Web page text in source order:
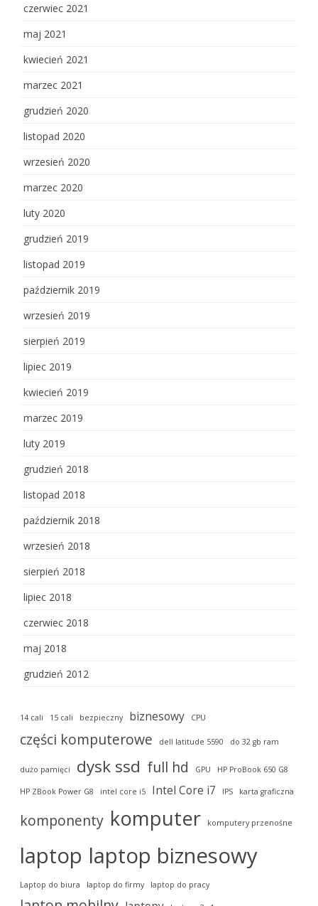
czerwiec 2021
maj 2021
kwiecień 2021
marzec 2021
grudzień 2020
listopad 2020
wrzesień 2020
marzec 2020
luty 2020
grudzień 2019
listopad 2019
październik 2019
wrzesień 2019
sierpień 2019
lipiec 2019
kwiecień 2019
marzec 2019
luty 2019
grudzień 2018
listopad 2018
październik 2018
wrzesień 2018
sierpień 2018
lipiec 2018
czerwiec 2018
maj 2018
grudzień 2012
14 cali 15 cali bezpieczny biznesowy CPU
części komputerowe dell latitude 5590 do 32 gb ram
dużo pamięci dysk ssd full hd GPU HP ProBook 650 G8
HP ZBook Power G8 intel core i5 Intel Core i7 IPS karta graficzna
komponenty komputer komputery przenośne
laptop laptop biznesowy
Laptop do biura laptop do firmy laptop do pracy